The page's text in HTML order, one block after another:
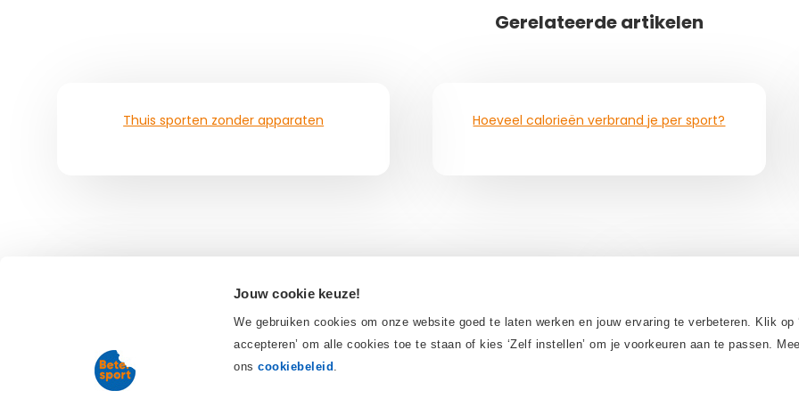
Jouw cookie keuze!
We gebruiken cookies om onze website goed te laten werken en jouw ervaring te verbeteren. Klik op
accepteren’ om alle cookies toe te staan of kies ‘Zelf instellen’ om je voorkeuren aan te passen.
onscookiebeleid .
Gerelateerde artikelen
Thuis sporten zonder apparaten Hoeveel calorieën verbrand je per sport?
Nieuwste blogs
Afvallen met sporten
Runners high: meer dan alleen hardlopen
10x foam Roller oefeningen